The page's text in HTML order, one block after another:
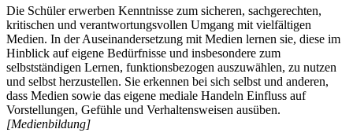
Die Schüler erwerben Kenntnisse zum sicheren, sachgerechten,
kritischen und verantwortungsvollen Umgang mit vielfältigen
Medien. In der Auseinandersetzung mit Medien lernen sie, diese im
Hinblick auf eigene Bedürfnisse und insbesondere zum
selbstständigen Lernen, funktionsbezogen auszuwählen, zu nutzen
und selbst herzustellen. Sie erkennen bei sich selbst und anderen,
dass Medien sowie das eigene mediale Handeln Einfluss auf
Vorstellungen, Gefühle und Verhaltensweisen ausüben.
[Medienbildung]